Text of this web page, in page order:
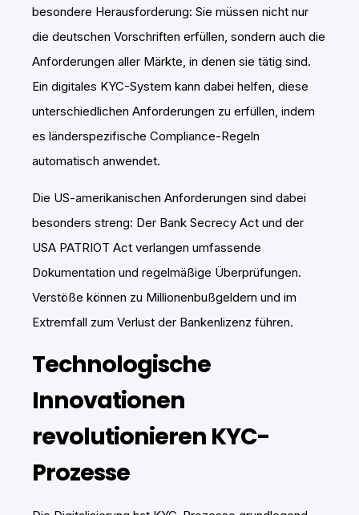
besondere Herausforderung: Sie müssen nicht nur
die deutschen Vorschriften erfüllen, sondern auch die
Anforderungen aller Märkte, in denen sie tätig sind.
Ein digitales KYC-System kann dabei helfen, diese
unterschiedlichen Anforderungen zu erfüllen, indem
es länderspezifische Compliance-Regeln
automatisch anwendet.
Die US-amerikanischen Anforderungen sind dabei
besonders streng: Der Bank Secrecy Act und der
USA PATRIOT Act verlangen umfassende
Dokumentation und regelmäßige Überprüfungen.
Verstöße können zu Millionenbußgeldern und im
Extremfall zum Verlust der Bankenlizenz führen.
Technologische
Innovationen
revolutionieren KYC-
Prozesse